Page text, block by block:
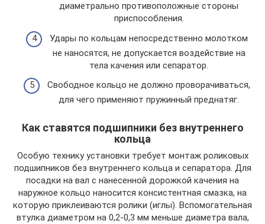
диаметрально противоположные стороны
приспособления.
Удары по кольцам непосредственно молотком
не наносятся, не допускается воздействие на
тела качения или сепаратор.
Свободное кольцо не должно проворачиваться,
для чего применяют пружинный преднатяг.
Как ставятся подшипники без внутреннего
кольца
Особую технику установки требует монтаж роликовых
подшипников без внутреннего кольца и сепаратора. Для
посадки на вал с нанесенной дорожкой качения на
наружное кольцо наносится консистентная смазка, на
которую приклеиваются ролики (иглы). Вспомогательная
втулка диаметром на 0,2-0,3 мм меньше диаметра вала,